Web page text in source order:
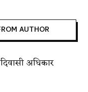
AUTHOR
अधिकार